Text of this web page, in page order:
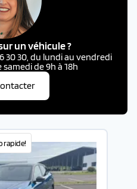
un véhicule ?
30 30, du lundi au vendredi
samedi de 9h à 18h
rapide!